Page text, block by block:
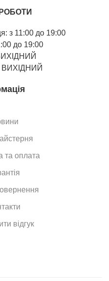
з 11:00 до 19:00
до 19:00
ВИХІДНИЙ
та оплата
відгук